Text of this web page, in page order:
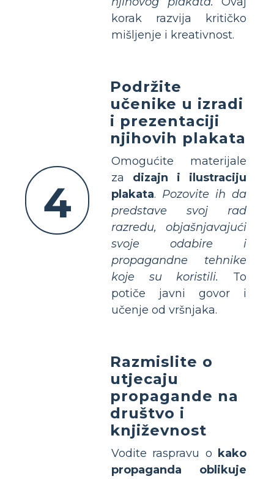
korak razvija kritičko
mišljenje i kreativnost.
4
Podržite
učenike u izradi
i prezentaciji
njihovih plakata
Omogućite materijale
za dizajn i ilustraciju
plakata. Pozovite ih da
predstave svoj rad
razredu, objašnjavajući
svoje odabire i
propagandne tehnike
koje su koristili.
To
potiče javni govor i
učenje od vršnjaka.
Razmislite o
utjecaju
propagande na
društvo i
književnost
Vodite raspravu o kako
propaganda oblikuje